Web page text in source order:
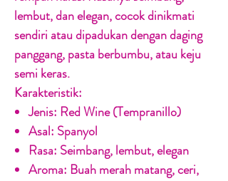
lembut, dan elegan, cocok dinikmati
sendiri atau dipadukan dengan daging
panggang, pasta berbumbu, atau keju
semi keras.
Karakteristik:
Jenis: Red Wine (Tempranillo)
Asal: Spanyol
Rasa: Seimbang, lembut, elegan
Aroma: Buah merah matang, ceri,